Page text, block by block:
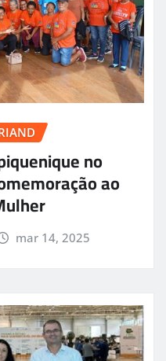
no
ao
mar 14, 2025